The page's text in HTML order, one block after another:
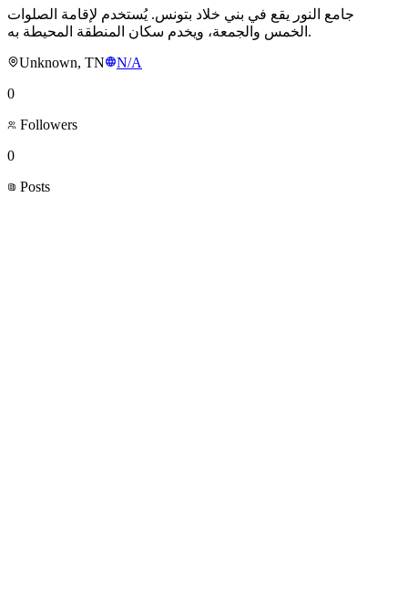
جامع النور يقع في بني خلاد بتونس. يُستخدم لإقامة الصلوات
الخمس والجمعة، ويخدم سكان المنطقة المحيطة به.
Unknown, TN
N/A
0
Followers
0
Posts